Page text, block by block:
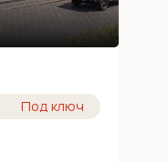
Под ключ